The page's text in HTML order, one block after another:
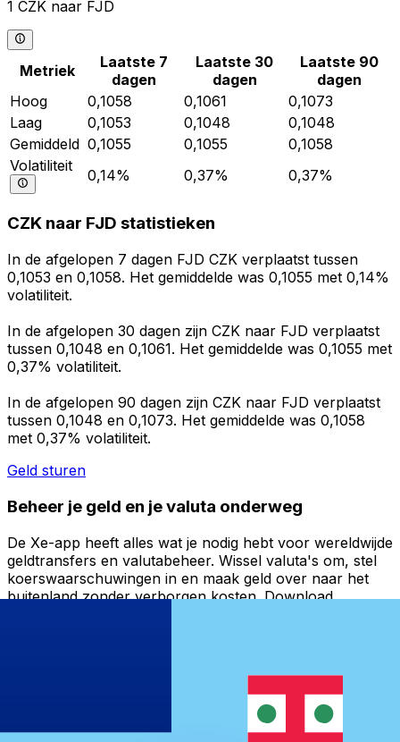
1 CZK naar FJD
Metriek
Laatste 7
dagen
Laatste 30
dagen
Laatste 90
dagen
Hoog
0,1058 0,1061
0,1073
Laag
0,1053 0,1048
0,1048
Gemiddeld 0,1055 0,1055
0,1058
Volatiliteit
0,14% 0,37% 0,37%
CZK naar FJD statistieken
In de afgelopen 7 dagen FJD CZK verplaatst tussen
0,1053 en 0,1058. Het gemiddelde was 0,1055 met 0,14%
volatiliteit.
In de afgelopen 30 dagen zijn CZK naar FJD verplaatst
tussen 0,1048 en 0,1061. Het gemiddelde was 0,1055 met
0,37% volatiliteit.
In de afgelopen 90 dagen zijn CZK naar FJD verplaatst
tussen 0,1048 en 0,1073. Het gemiddelde was 0,1058
met 0,37% volatiliteit.
Geld sturen
Beheer je geld en je valuta onderweg
De Xe-app heeft alles wat je nodig hebt voor wereldwijde
geldtransfers en valutabeheer. Wissel valuta's om, stel
koerswaarschuwingen in en maak geld over naar het
buitenland zonder verborgen kosten. Download